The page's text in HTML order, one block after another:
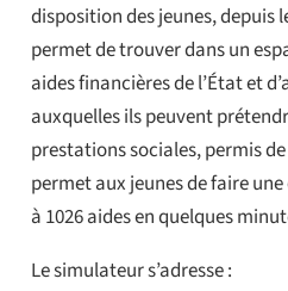
disposition des jeunes, depuis
permet de trouver dans un
aides financières de l’État et
auxquelles ils peuvent
prestations sociales, permis
permet aux jeunes de faire
à 1026 aides en quelques
Le simulateur s’adresse :